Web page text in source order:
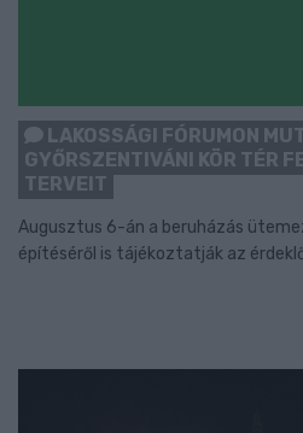
LAKOSSÁGI FÓRUMON
GYŐRSZENTIVÁNI KÖR TÉR
TERVEIT
Augusztus 6-án a beruházás
építéséről is tájékoztatják az